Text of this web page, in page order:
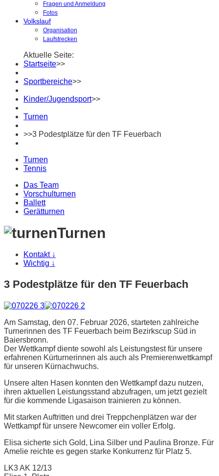
Fragen und Anmeldung
Fotos
Volkslauf
Organisation
Laufstrecken
Aktuelle Seite:
Startseite>>
Sportbereiche>>
Kinder/Jugendsport>>
Turnen
>>3 Podestplätze für den TF Feuerbach
Turnen
Tennis
Das Team
Vorschulturnen
Ballett
Gerätturnen
Turnen
Kontakt↓
Wichtig ↓
3 Podestplätze für den TF Feuerbach
Am Samstag, den 07. Februar 2026, starteten zahlreiche
Turnerinnen des TF Feuerbach beim Bezirkscup Süd in
Baiersbronn.
Der Wettkampf diente sowohl als Leistungstest für unsere
erfahrenen Kürturnerinnen als auch als Premierenwettkampf
für unseren Kürnachwuchs.
Unsere alten Hasen konnten den Wettkampf dazu nutzen,
ihren aktuellen Leistungsstand abzufragen, um jetzt gezielt
für die kommende Ligasaison trainieren zu können.
Mit starken Auftritten und drei Treppchenplätzen war der
Wettkampf für unsere Newcomer ein voller Erfolg.
Elisa sicherte sich Gold, Lina Silber und Paulina Bronze. Für
Amelie reichte es gegen starke Konkurrenz für Platz 5.
LK3 AK 12/13